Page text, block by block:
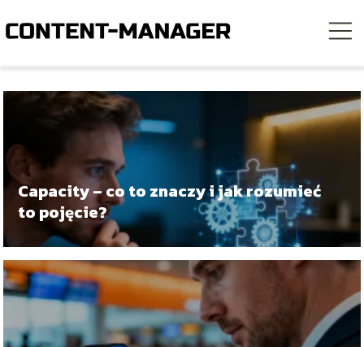
Capacity – co to znaczy i jak rozumieć
to pojęcie?